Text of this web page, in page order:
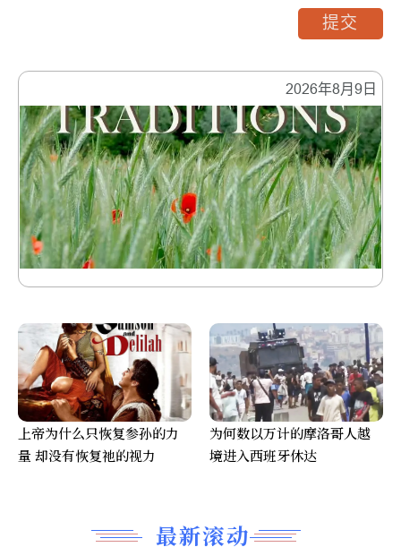
2026年8月9日
最新滚动
提交
上帝为什么只恢复参孙的力
量 却没有恢复祂的视力
为何数以万计的摩洛哥人越
境进入西班牙休达